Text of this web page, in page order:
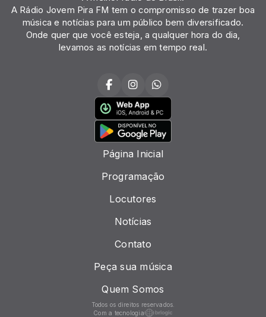
A Rádio Jovem Pira FM tem o compromisso de trazer boa
música e notícias para um público bem diversificado.
Onde quer que você esteja, a qualquer hora do dia,
levamos as notícias em tempo real.
Página Inicial
Programação
Locutores
Notícias
Contato
Peça sua música
Quem Somos
Todos os direitos reservados.
Com a tecnologia